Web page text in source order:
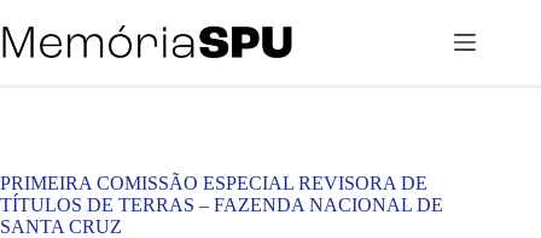
para
o
PRIMEIRA COMISSÃO ESPECIAL REVISORA DE
TÍTULOS DE TERRAS – FAZENDA NACIONAL DE
SANTA CRUZ